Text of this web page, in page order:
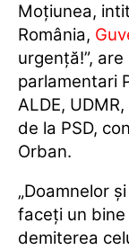
Moţiunea,
România,
urgenţă!”,
parlamentari
ALDE,
de la PSD,
Orban.
„Doamnelor
faceţi un bine
demiterea